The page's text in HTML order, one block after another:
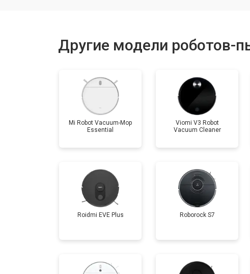
Другие модели роботов-
Mi Robot Vacuum-Mop
Essential
Viomi V3 Robot
Vacuum Cleaner
Roidmi EVE Plus Roborock S7